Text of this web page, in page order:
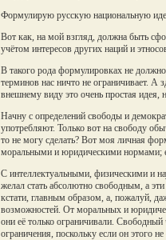
Формулирую русскую национальную
Вот как, на мой взгляд, должна быть
учётом интересов других наций и
В такого рода формулировках не
терминов нас ничто не ограничивает. А
внешнему виду это очень простая идея,
Начну с определений свободы и
употребляют. Только вот на свободу
то не могу сделать? Вот моя личная
моральными и юридическими нормами;
С интеллектуальными, физическими и
желал стать абсолютно свободным, а
кстати, главным образом, а, пожалуй,
возможностей. От моральных и
они её только ограничивали.
ограничения, поскольку если он этого